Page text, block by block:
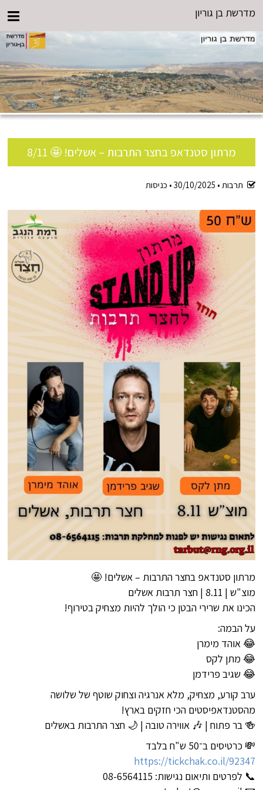
מדרשת בן גוריון
מרתון סטנדאפ בחצר התרבות – אשלים! 🤩 8/11
תרבות • 30/10/2025
• כניסות
מרתון סטנדאפ בחצר התרבות – אשלים! 🤩
מוצ"ש | 8.11 | חצר תרבות אשלים
הכינו את שרירי הבטן כי הולך להיות מצחיק בטירוף!
על הבמה:
😂 אוהד מימרן
😂 מתן לקס
😂 שגיב פרידמן
ערב קורע, מצחיק, מלא אנרגיה וצחוק שוטף של שלושה
מהסטנדאפיסטים הכי חזקים בארץ!
🍻 בר פתוח | 🎶 אווירה טובה | 🌙 חצר התרבות באשלים
💸 כרטיסים ב־50 ש"ח בלבד
https://tickchak.co.il/92347
📞 לפרטים ותיאום נגישות: 08-6564115